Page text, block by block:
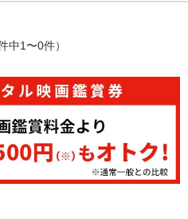
中1〜0件）